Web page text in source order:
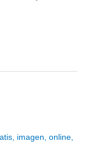
imagen online